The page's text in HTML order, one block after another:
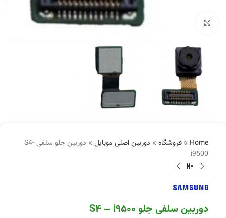
Home
» فروشگاه » دوربین اصلی موبایل »
دوربین جلو سلفی S4-
i9500
دوربین سلفی جلو S4 – i9500